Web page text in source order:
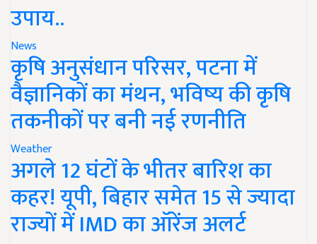
उपाय..
News
कृषि अनुसंधान परिसर, पटना में
वैज्ञानिकों का मंथन, भविष्य की कृषि
तकनीकों पर बनी नई रणनीति
Weather
अगले 12 घंटों के भीतर बारिश का
कहर! यूपी, बिहार समेत 15 से ज्यादा
राज्यों में IMD का ऑरेंज अलर्ट